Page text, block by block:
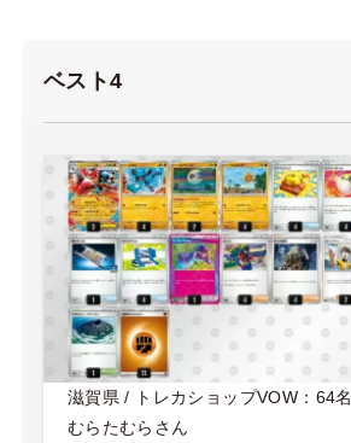
ベスト4
滋賀県 / トレカショップVOW：64名
むらたむらさん